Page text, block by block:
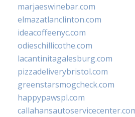
marjaeswinebar.com
elmazatlanclinton.com
ideacoffeenyc.com
odieschillicothe.com
lacantinitagalesburg.com
pizzadeliverybristol.com
greenstarsmogcheck.com
happypawspl.com